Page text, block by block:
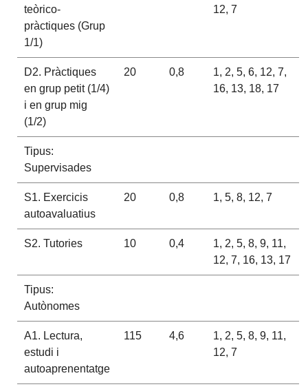
teòrico-
pràctiques (Grup
1/1)
12, 7
D2. Pràctiques
en grup petit (1/4)
i en grup mig
(1/2)
20 0,8
1, 2, 5, 6, 12, 7,
16, 13, 18, 17
Tipus:
Supervisades
S1. Exercicis
autoavaluatius
20 0,8 1, 5, 8, 12, 7
S2. Tutories 10 0,4
1, 2, 5, 8, 9, 11,
12, 7, 16, 13, 17
Tipus:
Autònomes
A1. Lectura,
estudi i
autoaprenentatge
115 4,6
1, 2, 5, 8, 9, 11,
12, 7